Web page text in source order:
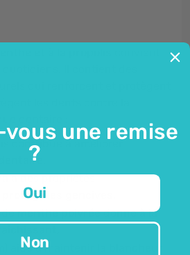
contribue à améliorer
a des propriétés
protège les gencives,
dementhe poivréedonne à la
aide à maintenir la
une remise
?
Oui
Non